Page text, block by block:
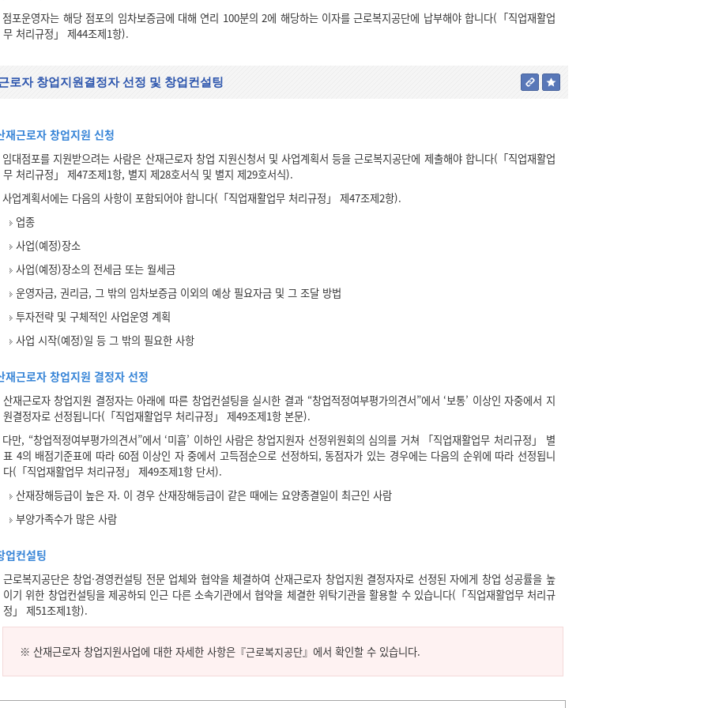
점포운영자는 해당 점포의 임차보증금에 대해 연리 100분의 2에 해당하는 이자를 근로복지공단에 납부해야 합니다(「직업재활업
무 처리규정」 제44조제1항).
로자 창업지원결정자 선정 및 창업컨설팅
재근로자 창업지원 신청
임대점포를 지원받으려는 사람은 산재근로자 창업 지원신청서 및 사업계획서 등을 근로복지공단에 제출해야 합니다(「직업재활업
무 처리규정」 제47조제1항, 별지 제28호서식 및 별지 제29호서식).
사업계획서에는 다음의 사항이 포함되어야 합니다(「직업재활업무 처리규정」 제47조제2항).
업종
사업(예정)장소
사업(예정)장소의 전세금 또는 월세금
운영자금, 권리금, 그 밖의 임차보증금 이외의 예상 필요자금 및 그 조달 방법
투자전략 및 구체적인 사업운영 계획
사업 시작(예정)일 등 그 밖의 필요한 사항
재근로자 창업지원 결정자 선정
산재근로자 창업지원 결정자는 아래에 따른 창업컨설팅을 실시한 결과 “창업적정여부평가의견서”에서 ‘보통’ 이상인 자중에서 지
원결정자로 선정됩니다(「직업재활업무 처리규정」 제49조제1항 본문).
다만, “창업적정여부평가의견서”에서 ‘미흡’ 이하인 사람은 창업지원자 선정위원회의 심의를 거쳐 「직업재활업무 처리규정」 별
표 4의 배점기준표에 따라 60점 이상인 자 중에서 고득점순으로 선정하되, 동점자가 있는 경우에는 다음의 순위에 따라 선정됩니
다(「직업재활업무 처리규정」 제49조제1항 단서).
산재장해등급이 높은 자. 이 경우 산재장해등급이 같은 때에는 요양종결일이 최근인 사람
부양가족수가 많은 사람
업컨설팅
근로복지공단은 창업·경영컨설팅 전문 업체와 협약을 체결하여 산재근로자 창업지원 결정자자로 선정된 자에게 창업 성공률을 높
이기 위한 창업컨설팅을 제공하되 인근 다른 소속기관에서 협약을 체결한 위탁기관을 활용할 수 있습니다(「직업재활업무 처리규
정」 제51조제1항).
※ 산재근로자 창업지원사업에 대한 자세한 사항은 『근로복지공단』 에서 확인할 수 있습니다.